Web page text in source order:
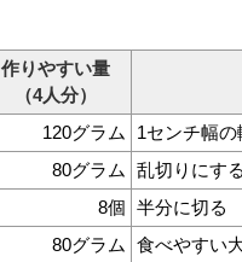
作りやすい量
（4人分）
120グラム
1センチ幅
80グラム
乱切りにす
8個 半分に切る
80グラム
食べやすい